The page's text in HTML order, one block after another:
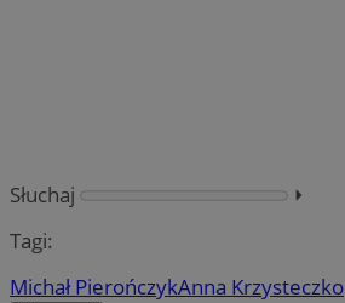
Słuchaj
⏵︎
Tagi:
Michał PierończykAnna Krzysteczko